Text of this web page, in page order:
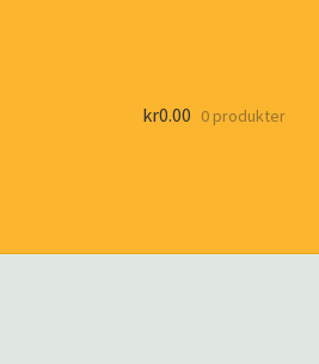
kr0.00 0 produkter